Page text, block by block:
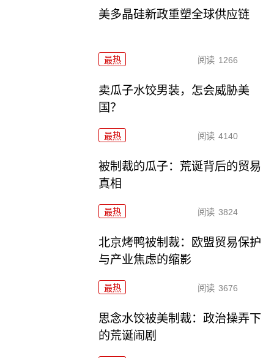
美多晶硅新政重塑全球供应链
最热 阅读 1266
卖瓜子水饺男装，怎会威胁美
国？
最热 阅读 4140
被制裁的瓜子：荒诞背后的贸易
真相
最热 阅读 3824
北京烤鸭被制裁：欧盟贸易保护
与产业焦虑的缩影
最热 阅读 3676
思念水饺被美制裁：政治操弄下
的荒诞闹剧